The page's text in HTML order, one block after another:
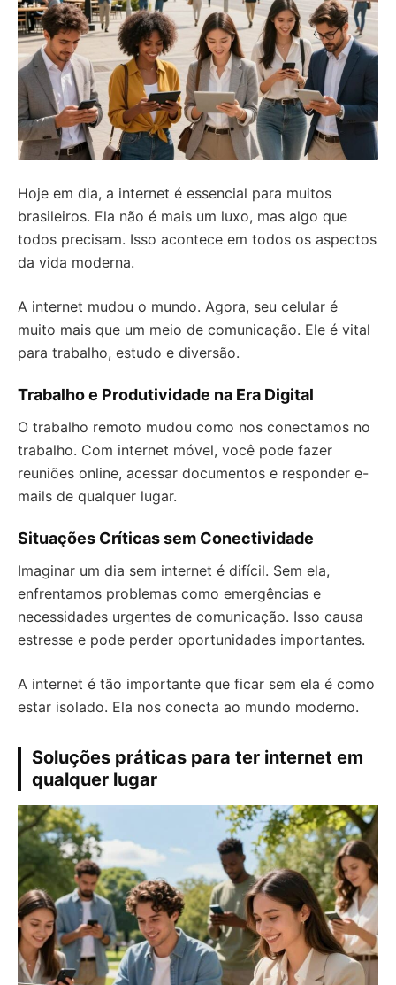
Hoje em dia, a internet é essencial para muitos
brasileiros. Ela não é mais um luxo, mas algo que
todos precisam. Isso acontece em todos os aspectos
da vida moderna.
A internet mudou o mundo. Agora, seu celular é
muito mais que um meio de comunicação. Ele é vital
para trabalho, estudo e diversão.
Trabalho e Produtividade na Era Digital
O trabalho remoto mudou como nos conectamos no
trabalho. Com internet móvel, você pode fazer
reuniões online, acessar documentos e responder e-
mails de qualquer lugar.
Situações Críticas sem Conectividade
Imaginar um dia sem internet é difícil. Sem ela,
enfrentamos problemas como emergências e
necessidades urgentes de comunicação. Isso causa
estresse e pode perder oportunidades importantes.
A internet é tão importante que ficar sem ela é como
estar isolado. Ela nos conecta ao mundo moderno.
Soluções práticas para ter internet em
qualquer lugar